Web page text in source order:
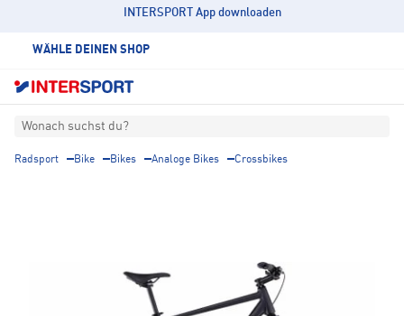
INTERSPORT App downloaden
WÄHLE DEINEN SHOP
Wonach suchst du?
Radsport Bike Bikes Analoge Bikes Crossbikes